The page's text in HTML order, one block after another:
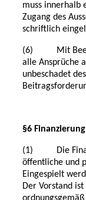
muss innerhalb
Zugang des
schriftlich
(6) Mit
alle Ansprüche
unbeschadet
§6 Finanzierung
(1) Die
öffentliche und
Eingespielt
Der Vorstand